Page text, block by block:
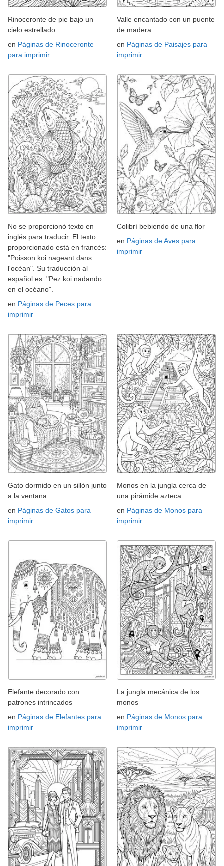
Rinoceronte de pie bajo un
cielo estrellado
en Páginas de Rinoceronte
para imprimir
Valle encantado con un puente
de madera
en Páginas de Paisajes para
imprimir
No se proporcionó texto en
inglés para traducir. El texto
proporcionado está en francés:
"Poisson koi nageant dans
l'océan". Su traducción al
español es: "Pez koi nadando
en el océano".
en Páginas de Peces para
imprimir
Colibrí bebiendo de una flor
en Páginas de Aves para
imprimir
Gato dormido en un sillón junto
a la ventana
en Páginas de Gatos para
imprimir
Monos en la jungla cerca de
una pirámide azteca
en Páginas de Monos para
imprimir
Elefante decorado con
patrones intrincados
en Páginas de Elefantes para
imprimir
La jungla mecánica de los
monos
en Páginas de Monos para
imprimir